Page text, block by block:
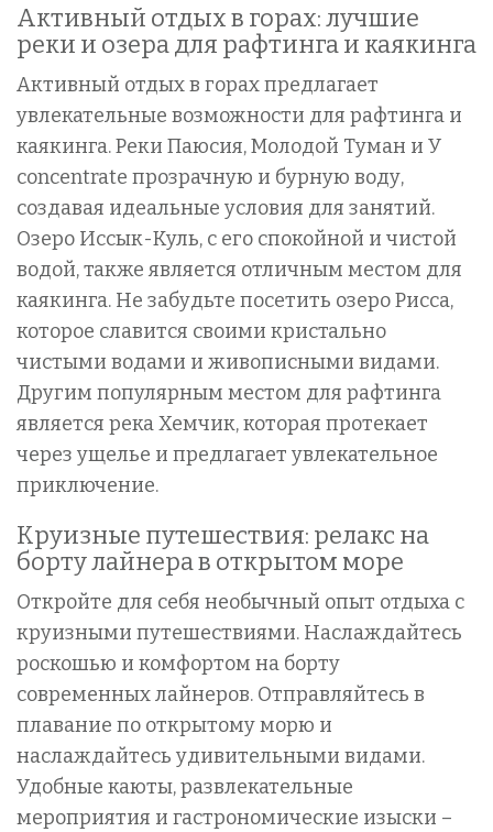
Активный отдых в горах: лучшие
реки и озера для рафтинга и каякинга
Активный отдых в горах предлагает
увлекательные возможности для рафтинга и
каякинга. Реки Паюсия, Молодой Туман и У
concentrate прозрачную и бурную воду,
создавая идеальные условия для занятий.
Озеро Иссык-Куль, с его спокойной и чистой
водой, также является отличным местом для
каякинга. Не забудьте посетить озеро Рисса,
которое славится своими кристально
чистыми водами и живописными видами.
Другим популярным местом для рафтинга
является река Хемчик, которая протекает
через ущелье и предлагает увлекательное
приключение.
Круизные путешествия: релакс на
борту лайнера в открытом море
Откройте для себя необычный опыт отдыха с
круизными путешествиями. Наслаждайтесь
роскошью и комфортом на борту
современных лайнеров. Отправляйтесь в
плавание по открытому морю и
наслаждайтесь удивительными видами.
Удобные каюты, развлекательные
мероприятия и гастрономические изыски –